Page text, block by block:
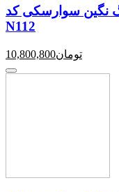
نگین سوارسکی کد
N112
10,800,800تومان